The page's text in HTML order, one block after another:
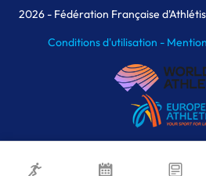
MAIF Ekiden de
2026- Fédération Française
Conditions d'utilisation -